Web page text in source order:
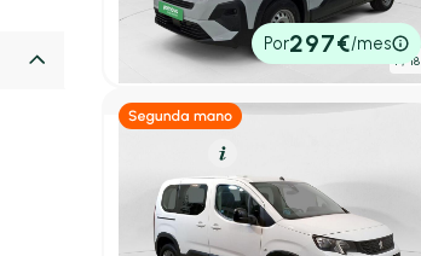
1/ 18
20261 km 100cvManual
22.850€
P.V.P. contado
Por297€/mes
Peugeot Rifter
1.5 BLUEHDI 100 ACTIVE PACK BUSIN.
STD 5P